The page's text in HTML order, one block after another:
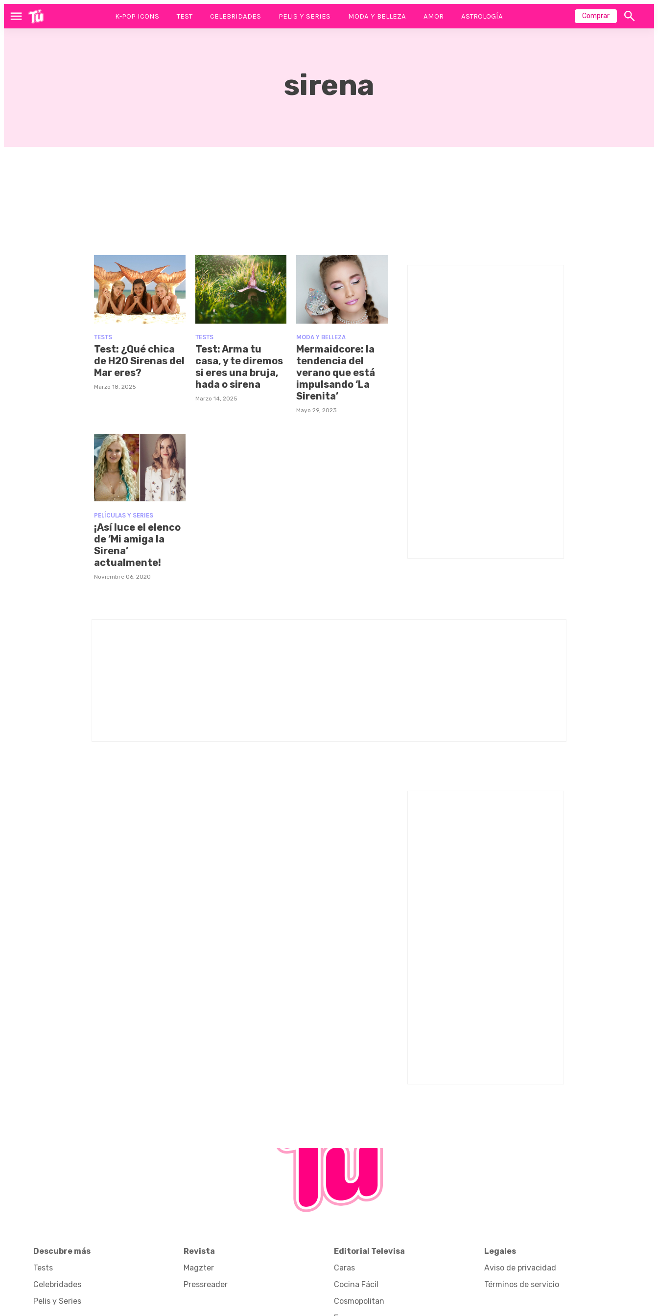
Menú K-POP ICONS TEST CELEBRIDADES PELIS Y SERIES MODA Y BELLEZA AMOR ASTROLOGÍA Comprar
Mostrar
sirena
TESTS
Test: ¿Qué chica
de H2O Sirenas del
Mar eres?
Marzo 18, 2025
TESTS
Test: Arma tu
casa, y te diremos
si eres una bruja,
hada o sirena
Marzo 14, 2025
MODA Y BELLEZA
Mermaidcore: la
tendencia del
verano que está
impulsando ‘La
Sirenita’
Mayo 29, 2023
PELÍCULAS Y SERIES
¡Así luce el elenco
de ‘Mi amiga la
Sirena’
actualmente!
Noviembre 06, 2020
Descubre más
Tests
Celebridades
Pelis y Series
Revista
Magzter
Pressreader
Editorial Televisa
Caras
Cocina Fácil
Cosmopolitan
Legales
Aviso de privacidad
Términos de servicio